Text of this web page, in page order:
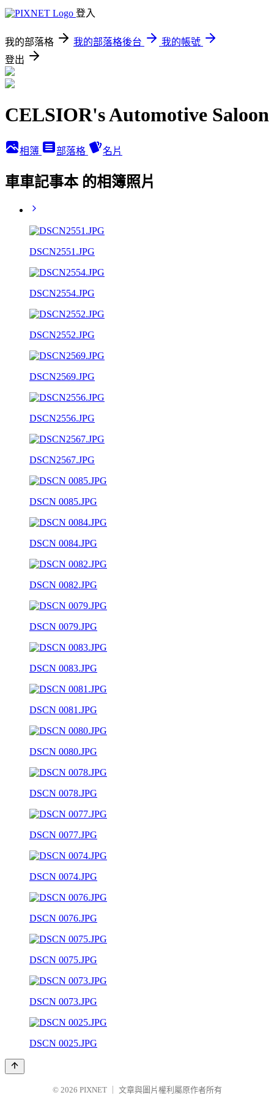
登入
我的部落格 我的部落格後台
我的帳號
登出
CELSIOR's Automotive Saloon
相簿 部落格 名片
車車記事本 的相簿照片
DSCN2551.JPG
DSCN2554.JPG
DSCN2552.JPG
DSCN2569.JPG
DSCN2556.JPG
DSCN2567.JPG
DSCN 0085.JPG
DSCN 0084.JPG
DSCN 0082.JPG
DSCN 0079.JPG
DSCN 0083.JPG
DSCN 0081.JPG
DSCN 0080.JPG
DSCN 0078.JPG
DSCN 0077.JPG
DSCN 0074.JPG
DSCN 0076.JPG
DSCN 0075.JPG
DSCN 0073.JPG
DSCN 0025.JPG
© 2026 PIXNET
文章與圖片權利屬原作者所有